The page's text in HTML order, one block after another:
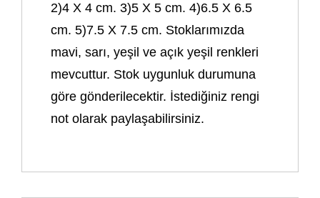
2)4 X 4 cm. 3)5 X 5 cm. 4)6.5 X 6.5
cm. 5)7.5 X 7.5 cm. Stoklarımızda
mavi, sarı, yeşil ve açık yeşil renkleri
mevcuttur. Stok uygunluk durumuna
göre gönderilecektir. İstediğiniz rengi
not olarak paylaşabilirsiniz.